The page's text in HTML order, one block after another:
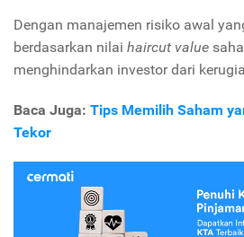
Dengan manajemen risiko awal
berdasarkan nilai haircut value
menghindarkan investor dari
Baca Juga: Tips Memilih Saham
Tekor